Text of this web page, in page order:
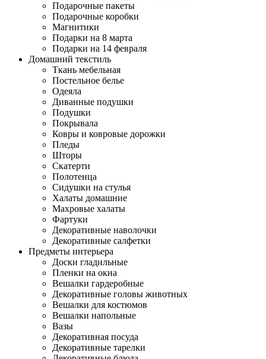
Подарочные пакеты
Подарочные коробки
Магнитики
Подарки на 8 марта
Подарки на 14 февраля
Домашний текстиль
Ткань мебельная
Постельное белье
Одеяла
Диванные подушки
Подушки
Покрывала
Ковры и ковровые дорожки
Пледы
Шторы
Скатерти
Полотенца
Сидушки на стулья
Халаты домашние
Махровые халаты
Фартуки
Декоративные наволочки
Декоративные салфетки
Предметы интерьера
Доски гладильные
Пленки на окна
Вешалки гардеробные
Декоративные головы животных
Вешалки для костюмов
Вешалки напольные
Вазы
Декоративная посуда
Декоративные тарелки